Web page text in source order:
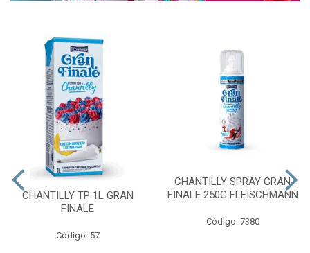
CHANTILLY TP 1L GRAN
FINALE
Código: 57
CHANTILLY SPRAY GRAN
FINALE 250G FLEISCHMANN
Código: 7380